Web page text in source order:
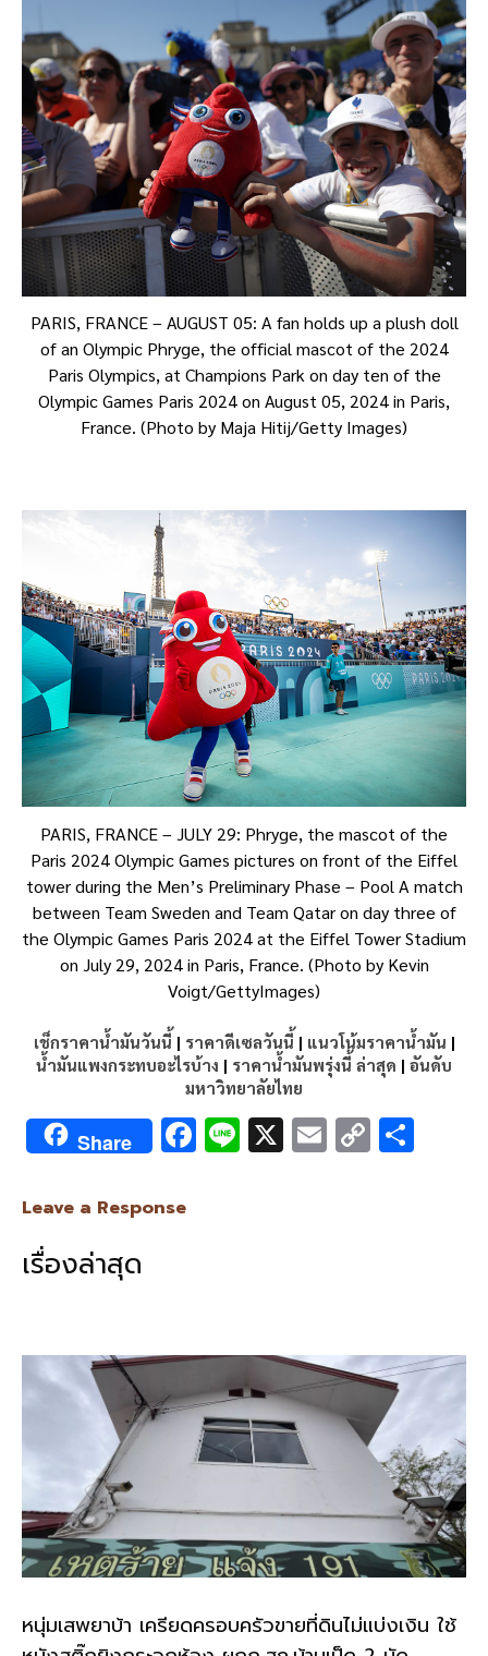
PARIS, FRANCE – AUGUST 05: A fan holds up a plush doll
of an Olympic Phryge, the official mascot of the 2024
Paris Olympics, at Champions Park on day ten of the
Olympic Games Paris 2024 on August 05, 2024 in Paris,
France. (Photo by Maja Hitij/Getty Images)
PARIS, FRANCE – JULY 29: Phryge, the mascot of the
Paris 2024 Olympic Games pictures on front of the Eiffel
tower during the Men’s Preliminary Phase – Pool A match
between Team Sweden and Team Qatar on day three of
the Olympic Games Paris 2024 at the Eiffel Tower Stadium
on July 29, 2024 in Paris, France. (Photo by Kevin
Voigt/GettyImages)
เช็กราคาน้ำมันวันนี้ | ราคาดีเซลวันนี้ | แนวโน้มราคาน้ำมัน |
น้ำมันแพงกระทบอะไรบ้าง | ราคาน้ำมันพรุ่งนี้ ล่าสุด | อันดับ
มหาวิทยาลัยไทย
Share F
k
Li X E C
Leave a Response
เรื่องล่าสุด
หนุ่มเสพยาบ้า เครียดครอบครัวขายที่ดินไม่แบ่งเงิน ใช้